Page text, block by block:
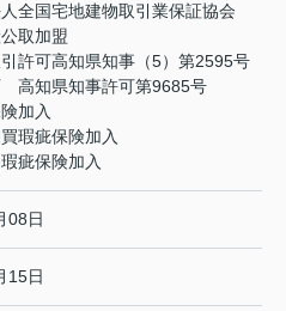
全国宅地建物取引業保証協会
取加盟
許可高知県知事（5）第2595号
高知県知事許可第9685号
加入
瑕疵保険加入
疵保険加入
08日
15日